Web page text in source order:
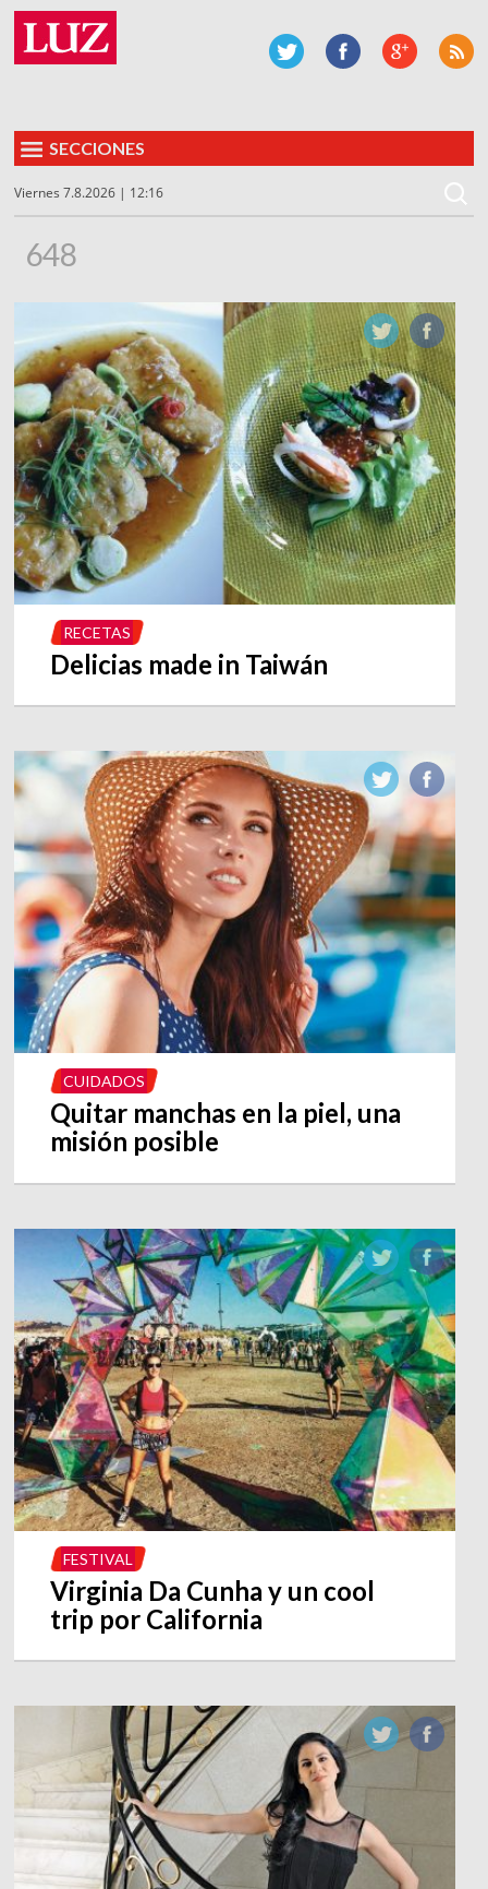
SECCIONES
Viernes 7.8.2026 | 12:16
648
RECETAS
Delicias made in Taiwán
CUIDADOS
Quitar manchas en la piel, una
misión posible
FESTIVAL
Virginia Da Cunha y un cool
trip por California